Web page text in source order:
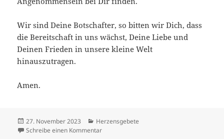
Wir sind Deine Botschafter, so bitten wir Dich, dass
die Bereitschaft in uns wächst, Deine Liebe und
Deinen Frieden in unsere kleine Welt
hinauszutragen.
Amen.
Veröffentlicht
am
27. November 2023 Kategorien
Herzensgebete
Schreibe einen Kommentarzu Buß- und Bettag: Gebet für Versöhnung